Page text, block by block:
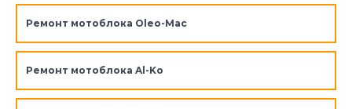
Ремонт мотоблока Oleo-Mac
Ремонт мотоблока Al-Ko